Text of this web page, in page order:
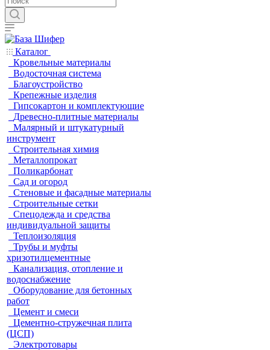
Каталог
Кровельные материалы
Водосточная система
Благоустройство
Крепежные изделия
Гипсокартон и комплектующие
Древесно-плитные материалы
Малярный и штукатурный
инструмент
Строительная химия
Металлопрокат
Поликарбонат
Сад и огород
Стеновые и фасадные материалы
Строительные сетки
Спецодежда и средства
индивидуальной защиты
Теплоизоляция
Трубы и муфты
хризотилцементные
Канализация, отопление и
водоснабжение
Оборудование для бетонных
работ
Цемент и смеси
Цементно-стружечная плита
(ЦСП)
Электротовары